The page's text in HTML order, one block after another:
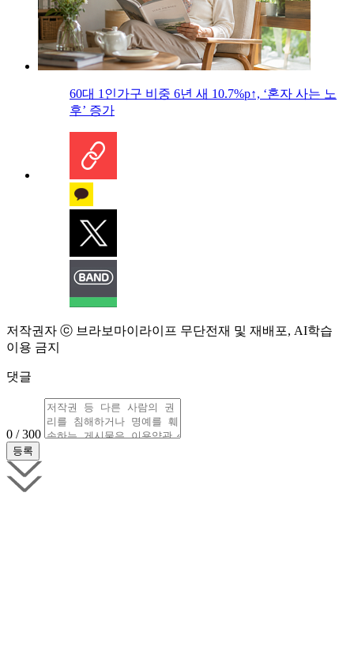
60대 1인가구 비중 6년 새 10.7%p↑, ‘혼자 사는 노
후’ 증가
저작권자 ⓒ 브라보마이라이프 무단전재 및 재배포, AI학습
이용 금지
댓글
0 / 300